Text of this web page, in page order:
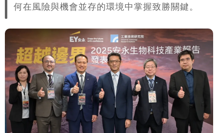
何在風險與機會並存的環境中掌握致勝關鍵。